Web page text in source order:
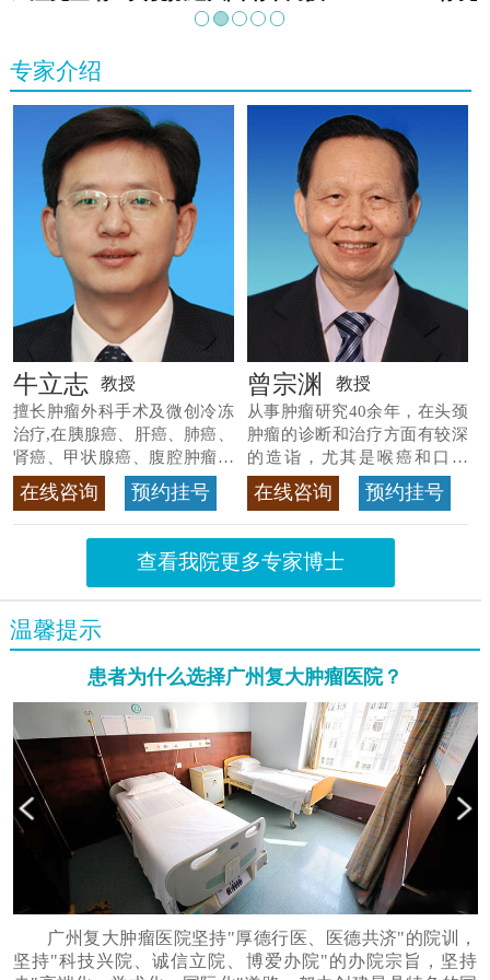
专家介绍
牛立志 教授
擅长肿瘤外科手术及微创冷冻
治疗,在胰腺癌、肝癌、肺癌、
肾癌、甲状腺癌、腹腔肿瘤等
>>查看专家详情
在线咨询 预约挂号
曾宗渊 教授
从事肿瘤研究40余年，在头颈
肿瘤的诊断和治疗方面有较深
的造诣，尤其是喉癌和口腔
癌，迄今仍是广东喉癌单病种
首席专家 >>查看专家详情
在线咨询 预约挂号
查看我院更多专家博士
温馨提示
患者为什么选择广州复大肿瘤医院？
广州复大肿瘤医院坚持"厚德行医、医德共济"的院训，
坚持"科技兴院、诚信立院、博爱办院"的办院宗旨，坚持